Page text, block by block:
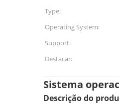
Type:
Operating System:
Support:
Destacar:
Sistema
Descrição do